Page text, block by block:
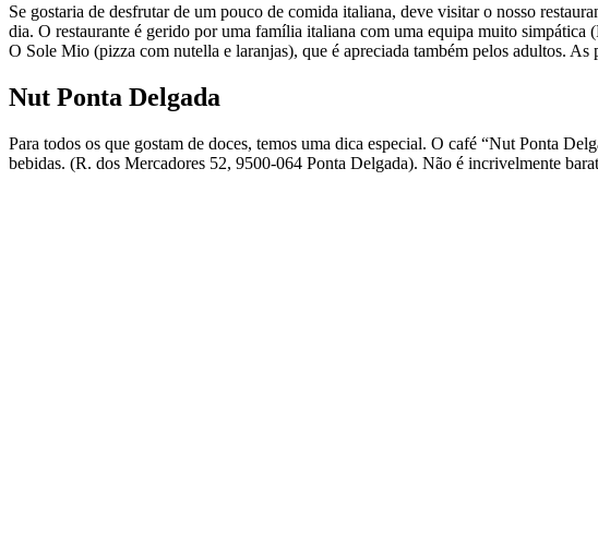
Se gostaria de desfrutar de um pouco de comida italiana, deve visitar o nosso
dia. O restaurante é gerido por uma família italiana com uma equipa muito simpática
O Sole Mio (pizza com nutella e laranjas), que é apreciada também pelos adultos.
Nut Ponta Delgada
Para todos os que gostam de doces, temos uma dica especial. O café “Nut Ponta
bebidas. (R. dos Mercadores 52, 9500-064 Ponta Delgada). Não é incrivelmente